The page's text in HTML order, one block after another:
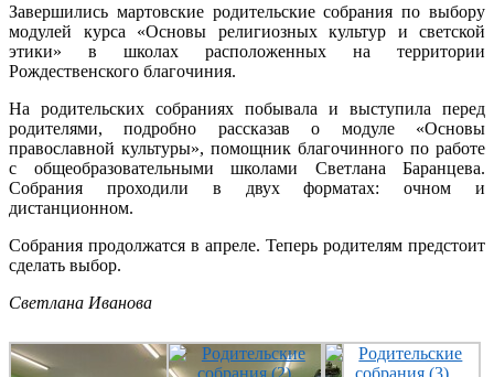
Завершились мартовские родительские собрания по выбору
модулей курса «Основы религиозных культур и светской
этики» в школах расположенных на территории
Рождественского благочиния.
На родительских собраниях побывала и выступила перед
родителями, подробно рассказав о модуле «Основы
православной культуры», помощник благочинного по работе
с общеобразовательными школами Светлана Баранцева.
Собрания проходили в двух форматах: очном и
дистанционном.
Собрания продолжатся в апреле. Теперь родителям предстоит
сделать выбор.
Светлана Иванова